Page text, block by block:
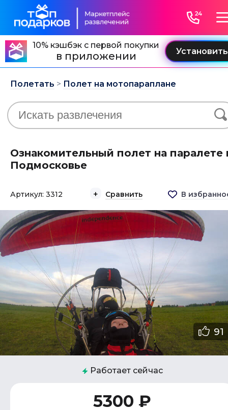
10% кэшбэк с первой покупки
в приложении
Полетать > Полет на мотопараплане
Ознакомительный полет на паралете
Подмосковье
Артикул: 3312 Сравнить В
91
Работает сейчас
5300 ₽